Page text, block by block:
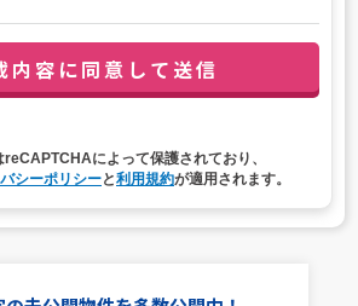
せ対応（本人への連絡を含む）のため
いの委託
reCAPTCHAによって保護されており、
シーポリシーと利用規約が適用されます。